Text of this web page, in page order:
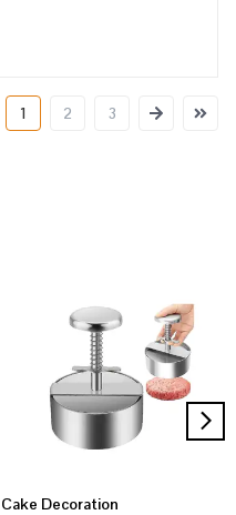
1 2 3
Cake Decoration